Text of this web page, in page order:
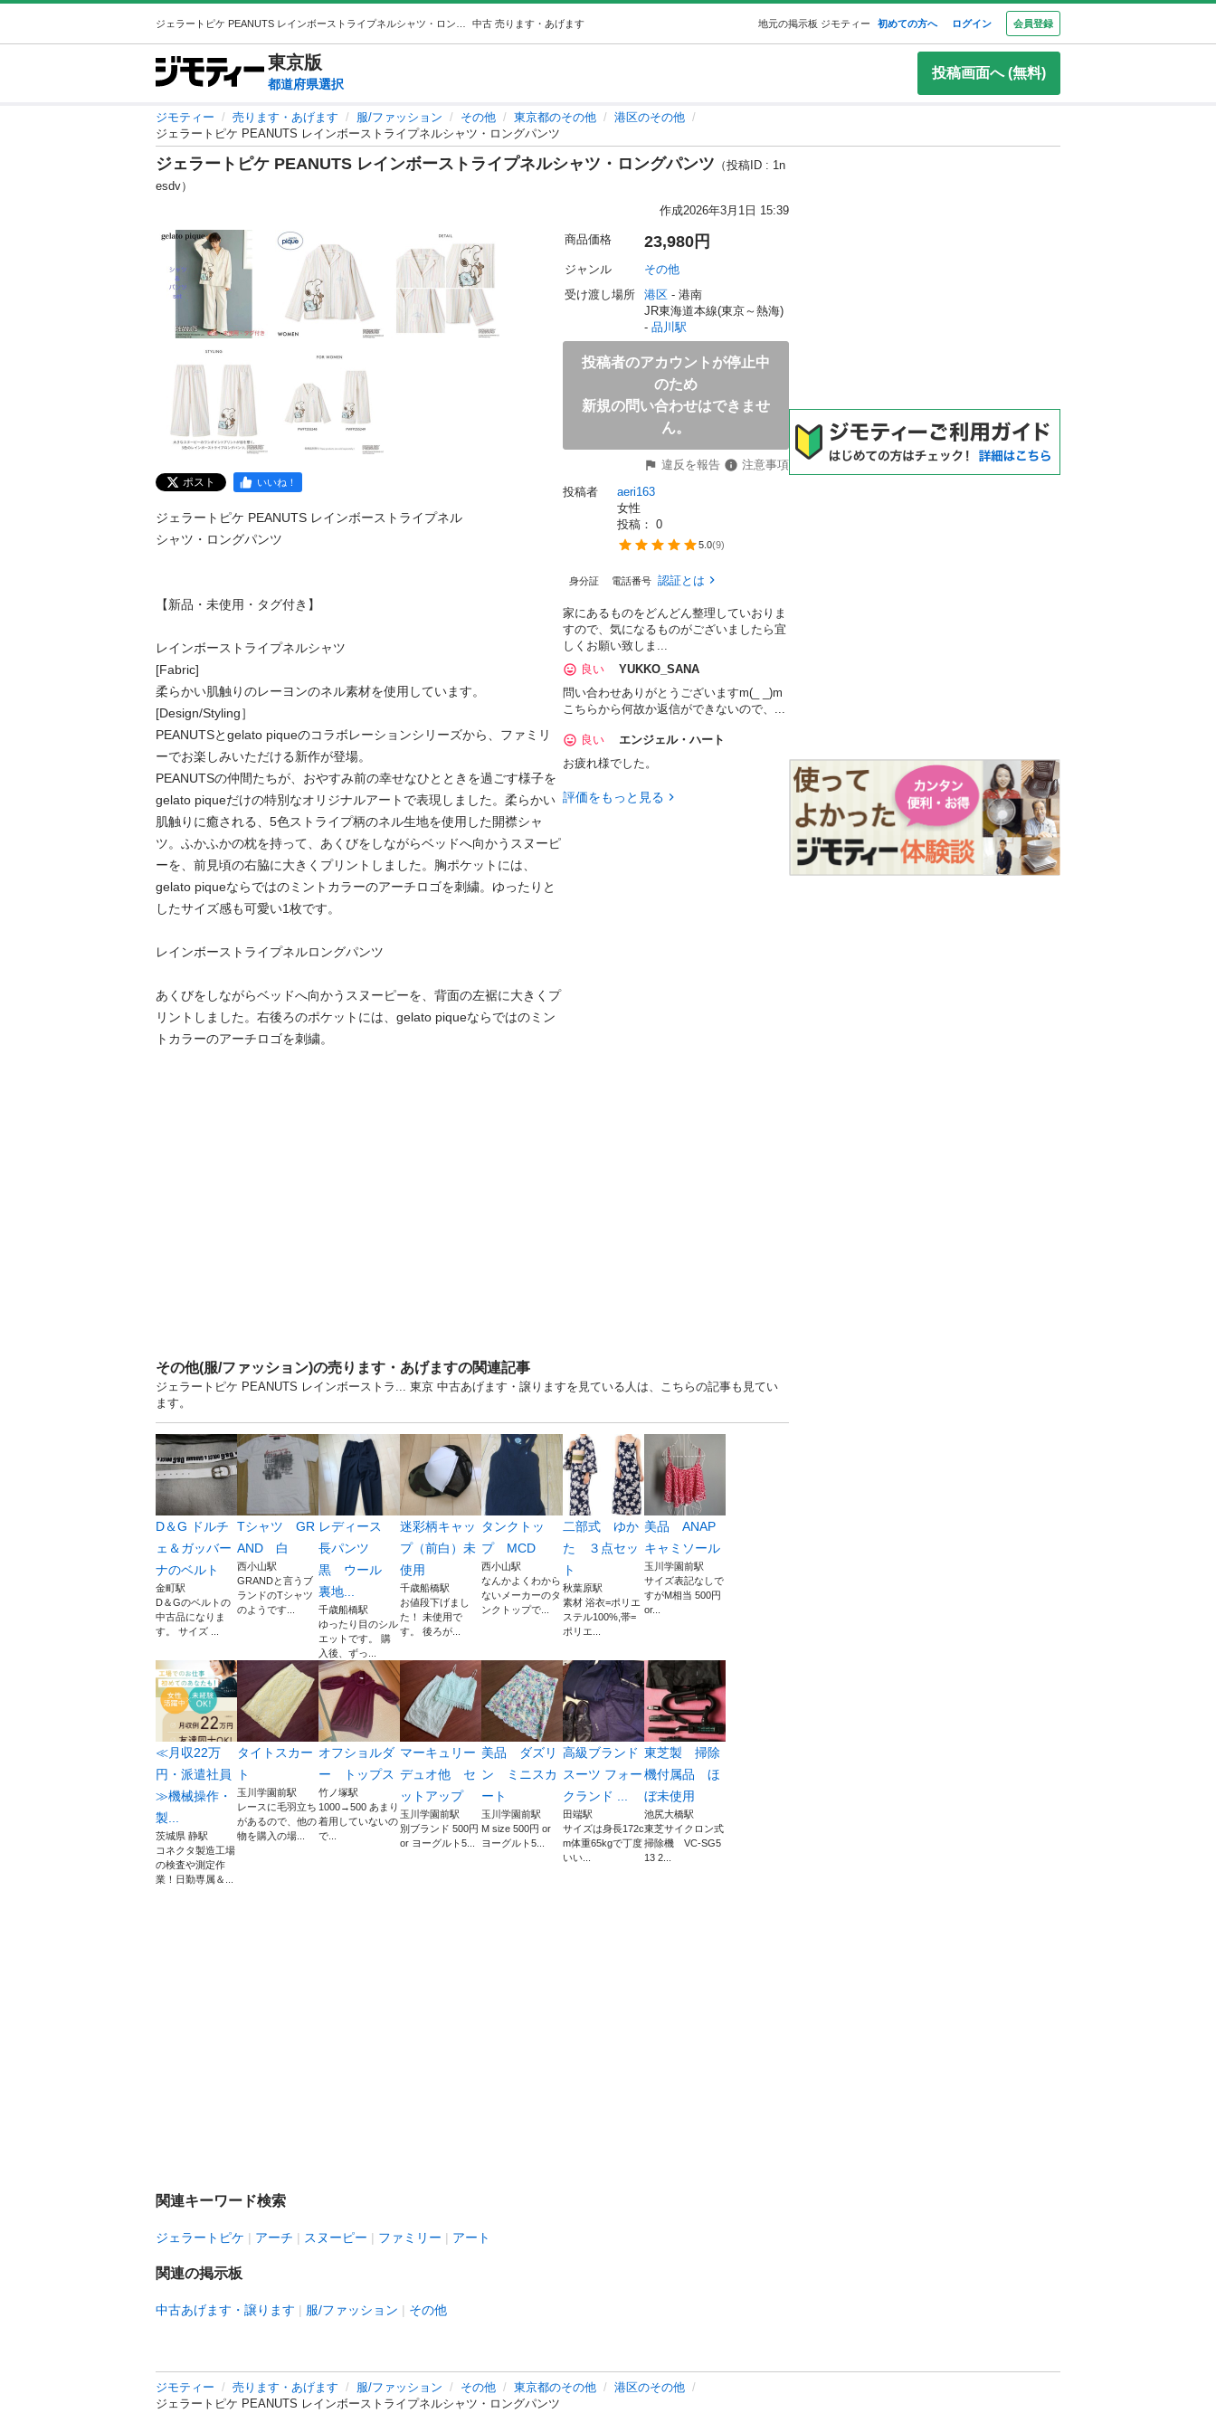
中古 売ります・あげます 地元の掲示板 ジモティー 初めての方へ ログイン 会員登録
東京版
都道府県選択
投稿画面へ (無料)
ジモティー 売ります・あげます 服/ファッション その他 東京都のその他
港区のその他
ジェラートピケ PEANUTS レインボーストライプネルシャツ・ロングパンツ
ジェラートピケ PEANUTS レインボーストライプネルシャツ・ロングパンツ （投稿ID : 1n
esdv）
作成2026年3月1日 15:39
ポスト いいね！
ジェラートピケ PEANUTS レインボーストライプネル
シャツ・ロングパンツ
【新品・未使用・タグ付き】
レインボーストライプネルシャツ
[Fabric]
柔らかい肌触りのレーヨンのネル素材を使用しています。
[Design/Styling］
PEANUTSとgelato piqueのコラボレーションシリーズから、ファミリ
ーでお楽しみいただける新作が登場。
PEANUTSの仲間たちが、おやすみ前の幸せなひとときを過ごす様子を
gelato piqueだけの特別なオリジナルアートで表現しました。柔らかい
肌触りに癒される、5色ストライプ柄のネル生地を使用した開襟シャ
ツ。ふかふかの枕を持って、あくびをしながらベッドへ向かうスヌーピ
ーを、前見頃の右脇に大きくプリントしました。胸ポケットには、
gelato piqueならではのミントカラーのアーチロゴを刺繍。ゆったりと
したサイズ感も可愛い1枚です。
レインボーストライプネルロングパンツ
あくびをしながらベッドへ向かうスヌーピーを、背面の左裾に大きくプ
リントしました。右後ろのポケットには、gelato piqueならではのミン
トカラーのアーチロゴを刺繍。
商品価格 23,980円
ジャンル
その他
受け渡し場所
港区 - 港南
JR東海道本線(東京～熱海)
- 品川駅
投稿者のアカウントが停止中
のため
新規の問い合わせはできませ
ん。
違反を報告
注意事項
投稿者
aeri163
女性
投稿： 0
5.0(9)
身分証 電話番号 認証とは
家にあるものをどんどん整理していおりま
すので、気になるものがございましたら宜
しくお願い致しま...
良い
YUKKO_SANA
問い合わせありがとうございますm(_ _)m
こちらから何故か返信ができないので、...
良い
エンジェル・ハート
お疲れ様でした。
評価をもっと見る
その他(服/ファッション)の売ります・あげますの関連記事
ジェラートピケ PEANUTS レインボーストラ... 東京 中古あげます・譲りますを見ている人は、こちらの記事も見てい
ます。
D＆G ドルチ
ェ＆ガッバー
ナのベルト
金町駅
D＆Gのベルトの
中古品になりま
す。 サイズ ...
Tシャツ GR
AND 白
西小山駅
GRANDと言うブ
ランドのTシャツ
のようです...
レディース
長パンツ
黒 ウール
裏地...
千歳船橋駅
ゆったり目のシル
エットです。 購
入後、ずっ...
迷彩柄キャッ
プ（前白）未
使用
千歳船橋駅
お値段下げまし
た！ 未使用で
す。 後ろが...
タンクトッ
プ MCD
西小山駅
なんかよくわから
ないメーカーのタ
ンクトップで...
二部式 ゆか
た ３点セッ
ト
秋葉原駅
素材 浴衣=ポリエ
ステル100%,帯=
ポリエ...
美品 ANAP
キャミソール
玉川学園前駅
サイズ表記なしで
すがM相当 500円
or...
≪月収22万
円・派遣社員
≫機械操作・
製...
茨城県 静駅
コネクタ製造工場
の検査や測定作
業！日勤専属＆...
タイトスカー
ト
玉川学園前駅
レースに毛羽立ち
があるので、他の
物を購入の場...
オフショルダ
ー トップス
竹ノ塚駅
1000→500 あまり
着用していないの
で...
マーキュリー
デュオ他 セ
ットアップ
玉川学園前駅
別ブランド 500円
or ヨーグルト5...
美品 ダズリ
ン ミニスカ
ート
玉川学園前駅
M size 500円 or
ヨーグルト5...
高級ブランド
スーツ フォー
クランド ...
田端駅
サイズは身長172c
m体重65kgで丁度
いい...
東芝製 掃除
機付属品 ほ
ぼ未使用
池尻大橋駅
東芝サイクロン式
掃除機 VC-SG5
13 2...
関連キーワード検索
ジェラートピケ アーチ スヌーピー ファミリー アート
関連の掲示板
中古あげます・譲ります 服/ファッション その他
ジモティー 売ります・あげます 服/ファッション その他 東京都のその他
港区のその他
ジェラートピケ PEANUTS レインボーストライプネルシャツ・ロングパンツ